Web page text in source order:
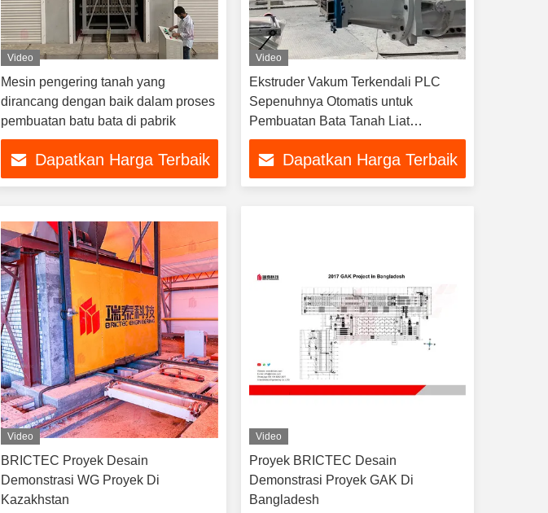
Video
Mesin pengering tanah yang
dirancang dengan baik dalam proses
pembuatan batu bata di pabrik
Dapatkan Harga Terbaik
Video
Ekstruder Vakum Terkendali PLC
Sepenuhnya Otomatis untuk
Pembuatan Bata Tanah Liat
Bertekanan Tinggi dengan Sistem
De-airingDapatkan Harga Terbaik
Video
BRICTEC Proyek Desain
Demonstrasi WG Proyek Di
Kazakhstan
Video
Proyek BRICTEC Desain
Demonstrasi Proyek GAK Di
Bangladesh